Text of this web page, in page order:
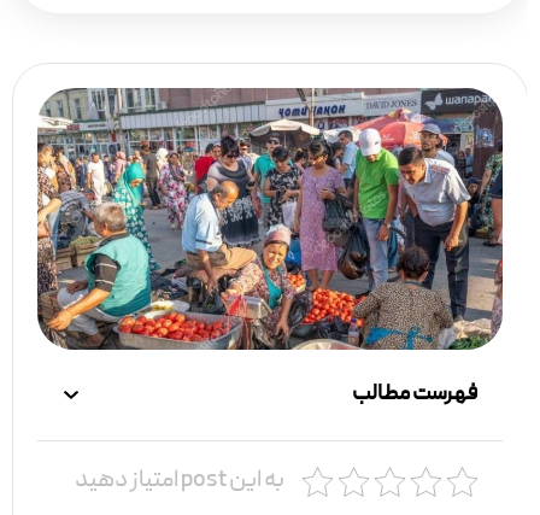
فهرست مطالب
به این post امتیاز دهید